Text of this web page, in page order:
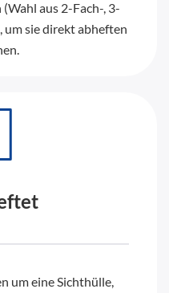
aus 2-Fach-, 3-
um sie direkt abheften
um eine Sichthülle,